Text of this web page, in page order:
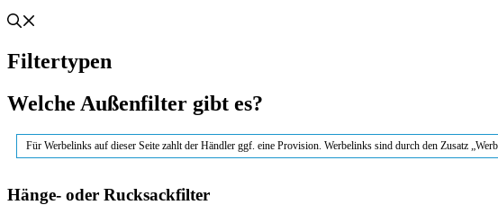
Filtertypen
Welche Außenfilter gibt es?
Für Werbelinks auf dieser Seite zahlt der Händler ggf. eine Provision. Werbelinks sind durch den Zusatz
Hänge- oder Rucksackfilter